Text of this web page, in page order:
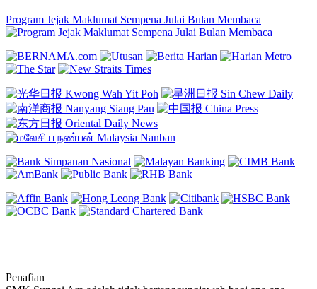
Program Jejak Maklumat Sempena Julai Bulan Membaca
Penafian